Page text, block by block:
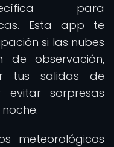
para
Esta app te
si las nubes
de observación,
tus salidas de
sorpresas
meteorológicos